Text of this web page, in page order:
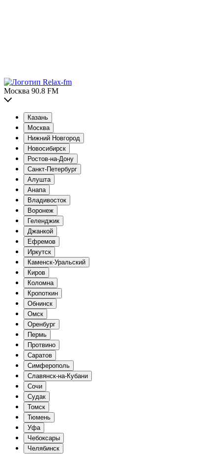
Москва 90.8 FM
Казань
Москва
Нижний Новгород
Новосибирск
Ростов-на-Дону
Санкт-Петербург
Алушта
Анапа
Владивосток
Воронеж
Геленджик
Джанкой
Ефремов
Иркутск
Каменск-Уральский
Киров
Коломна
Кропоткин
Обнинск
Омск
Оренбург
Пермь
Протвино
Саратов
Симферополь
Славянск-на-Кубани
Сочи
Судак
Томск
Тюмень
Уфа
Чебоксары
Челябинск